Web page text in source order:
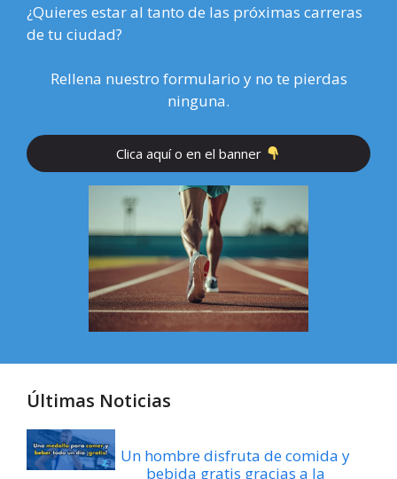
¿Quieres estar al tanto de las próximas carreras
de tu ciudad?
Rellena nuestro formulario y no te pierdas
ninguna.
Clica aquí o en el banner
Últimas Noticias
Un hombre disfruta de comida y
bebida gratis gracias a la